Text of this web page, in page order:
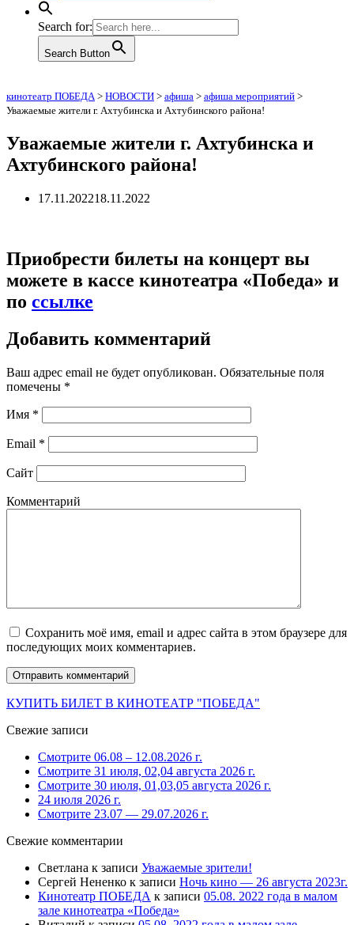
Search for:
Search Button
кинотеатр ПОБЕДА> НОВОСТИ > афиша > афиша мероприятий >
Уважаемые жители г. Ахтубинска и Ахтубинского района!
Уважаемые жители г. Ахтубинска и
Ахтубинского района!
17.11.202218.11.2022
Приобрести билеты на концерт вы
можете в кассе кинотеатра «Победа» и
по ссылке
Добавить комментарий
Ваш адрес email не будет опубликован. Обязательные поля
помечены *
Имя *
Email *
Сайт
Комментарий
Сохранить моё имя, email и адрес сайта в этом браузере для
последующих моих комментариев.
КУПИТЬ БИЛЕТ В КИНОТЕАТР "ПОБЕДА"
Свежие записи
Смотрите 06.08 – 12.08.2026 г.
Смотрите 31 июля, 02,04 августа 2026 г.
Смотрите 30 июля, 01,03,05 августа 2026 г.
24 июля 2026 г.
Смотрите 23.07 — 29.07.2026 г.
Свежие комментарии
Светлана к записи Уважаемые зрители!
Сергей Нененко к записи Ночь кино — 26 августа 2023г.
Кинотеатр ПОБЕДА к записи 05.08. 2022 года в малом
зале кинотеатра «Победа»